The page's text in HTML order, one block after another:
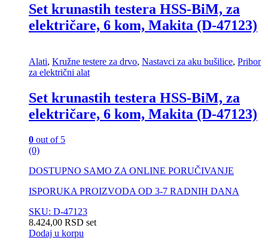
Set krunastih testera HSS-BiM, za
električare, 6 kom, Makita (D-47123)
Alati, Kružne testere za drvo, Nastavci za aku bušilice, Pribor
za električni alat
Set krunastih testera HSS-BiM, za
električare, 6 kom, Makita (D-47123)
0 out of 5
(0)
DOSTUPNO SAMO ZA ONLINE PORUČIVANJE
ISPORUKA PROIZVODA OD 3-7 RADNIH DANA
SKU: D-47123
8.424,00 RSD set
Dodaj u korpu